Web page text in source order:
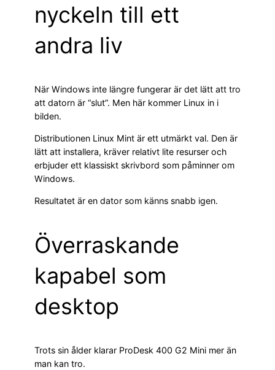
nyckeln till ett
andra liv
När Windows inte längre fungerar är det lätt att tro
att datorn är “slut”. Men här kommer Linux in i
bilden.
Distributionen Linux Mint är ett utmärkt val. Den är
lätt att installera, kräver relativt lite resurser och
erbjuder ett klassiskt skrivbord som påminner om
Windows.
Resultatet är en dator som känns snabb igen.
Överraskande
kapabel som
desktop
Trots sin ålder klarar ProDesk 400 G2 Mini mer än
man kan tro.